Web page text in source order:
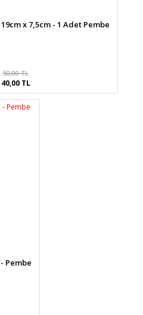
x 7,5cm - 1 Adet Pembe
50,00 TL
40,00 TL
Pembe